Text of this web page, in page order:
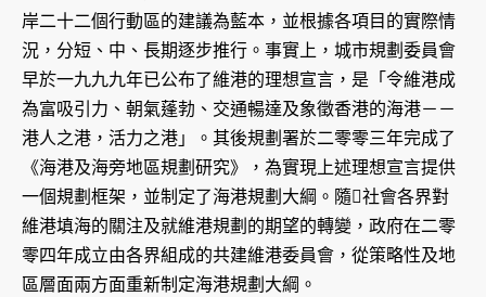
岸二十二個行動區的建議為藍本，並根據各項目的實際情
況，分短、中、長期逐步推行。事實上，城市規劃委員會
早於一九九九年已公布了維港的理想宣言，是「令維港成
為富吸引力、朝氣蓬勃、交通暢達及象徵香港的海港－－
港人之港，活力之港」。其後規劃署於二零零三年完成了
《海港及海旁地區規劃研究》，為實現上述理想宣言提供
一個規劃框架，並制定了海港規劃大綱。隨社會各界對
維港填海的關注及就維港規劃的期望的轉變，政府在二零
零四年成立由各界組成的共建維港委員會，從策略性及地
區層面兩方面重新制定海港規劃大綱。